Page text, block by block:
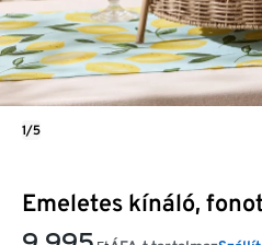
Emeletes kínáló,
1/5